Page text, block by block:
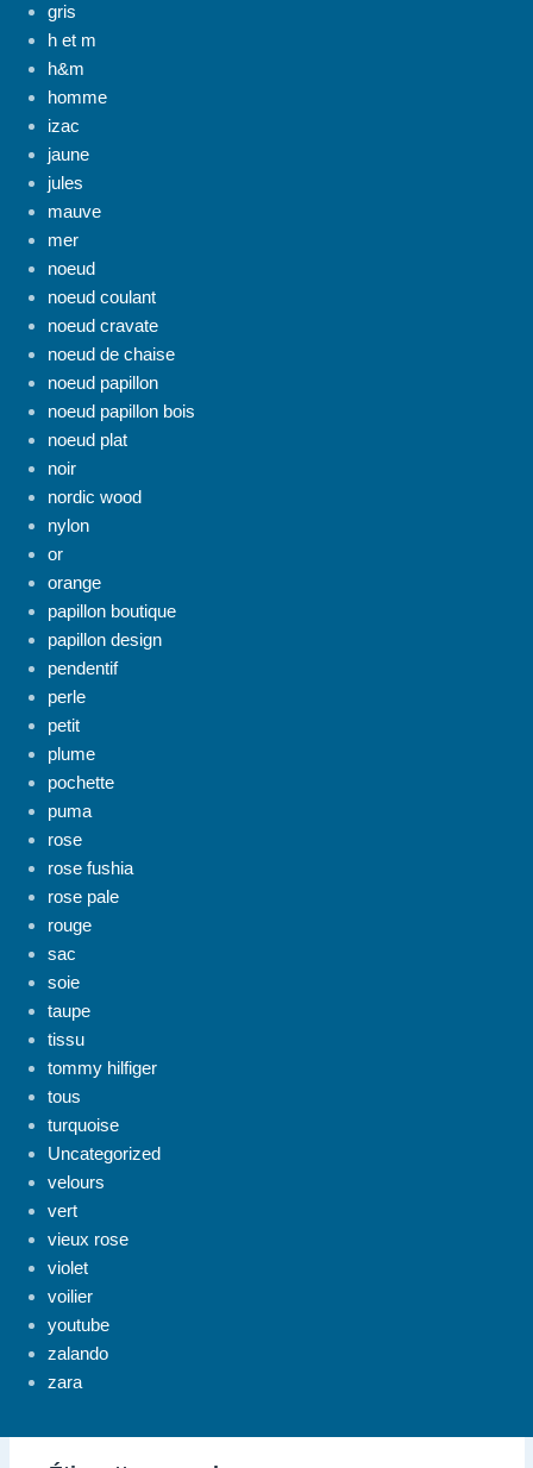
gris
h et m
h&m
homme
izac
jaune
jules
mauve
mer
noeud
noeud coulant
noeud cravate
noeud de chaise
noeud papillon
noeud papillon bois
noeud plat
noir
nordic wood
nylon
or
orange
papillon boutique
papillon design
pendentif
perle
petit
plume
pochette
puma
rose
rose fushia
rose pale
rouge
sac
soie
taupe
tissu
tommy hilfiger
tous
turquoise
Uncategorized
velours
vert
vieux rose
violet
voilier
youtube
zalando
zara